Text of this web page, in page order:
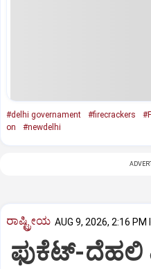
#delhi governament #firecrackers
on
#newdelhi
ರಾಷ್ಟ್ರೀಯ AUG 9, 2026, 2:16 PM
ಫುಕೆಟ್‌-